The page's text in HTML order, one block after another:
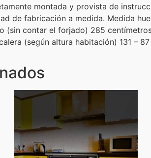
montada y provista de
de fabricación a medida. Medida
(sin contar el forjado) 285
(según altura habitación) 131 –